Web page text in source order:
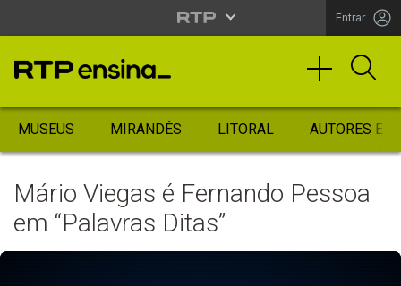
Entrar
MUSEUS MIRANDÊS LITORAL AUTORES
Mário Viegas é Fernando Pessoa
em “Palavras Ditas”